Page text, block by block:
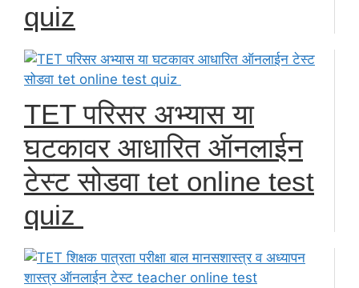
quiz
TET परिसर अभ्यास या
घटकावर आधारित ऑनलाईन
टेस्ट सोडवा tet online test
quiz